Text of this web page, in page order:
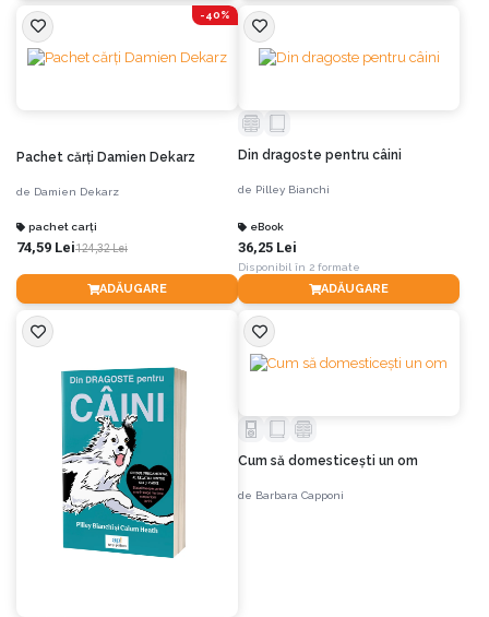
-40%
Pachet cărți Damien Dekarz
de Damien Dekarz
pachet carți
74,59 Lei124,32 Lei
ADĂUGARE
Din dragoste pentru câini
de Pilley Bianchi
eBook
36,25 Lei
Disponibil în 2 formate
ADĂUGARE
Cum să domesticești un om
de Barbara Capponi